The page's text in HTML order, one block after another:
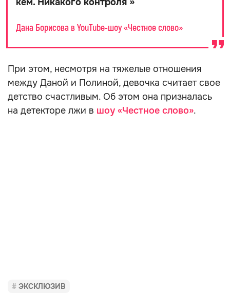
Дана Борисова в YouTube-шоу «Честное слово»
При этом, несмотря на тяжелые отношения
между Даной и Полиной, девочка считает свое
детство счастливым. Об этом она призналась
на детекторе лжи в шоу «Честное слово».
ЭКСКЛЮЗИВ